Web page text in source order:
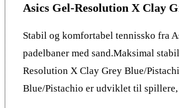
Asics Gel-Resolution X Clay
Stabil og komfortabel tennissko fra
padelbaner med sand.Maksimal
Resolution X Clay Grey Blue/
Blue/Pistachio er udviklet til spillere,